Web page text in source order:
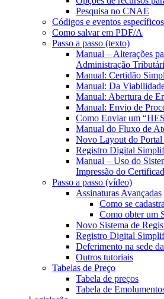
Pesquisa no CNAE
Códigos e eventos
Como salvar em PDF/A
Passo a passo (texto)
Manual – Alterações
Administração
Manual: Certidão
Manual: Da
Manual: Abertura de
Manual: Envio de
Como Enviar um
Manual do Fluxo de
Novo Layout do Portal
Registro Digital
Manual – Uso do
Impressão do
Passo a passo (vídeo)
Assinaturas Avançadas
Como se
Como obter um
Novo Sistema de
Registro Digital
Deferimento na sede
Outros tutoriais
Tabelas de Preço
Tabela de preços
Tabela de